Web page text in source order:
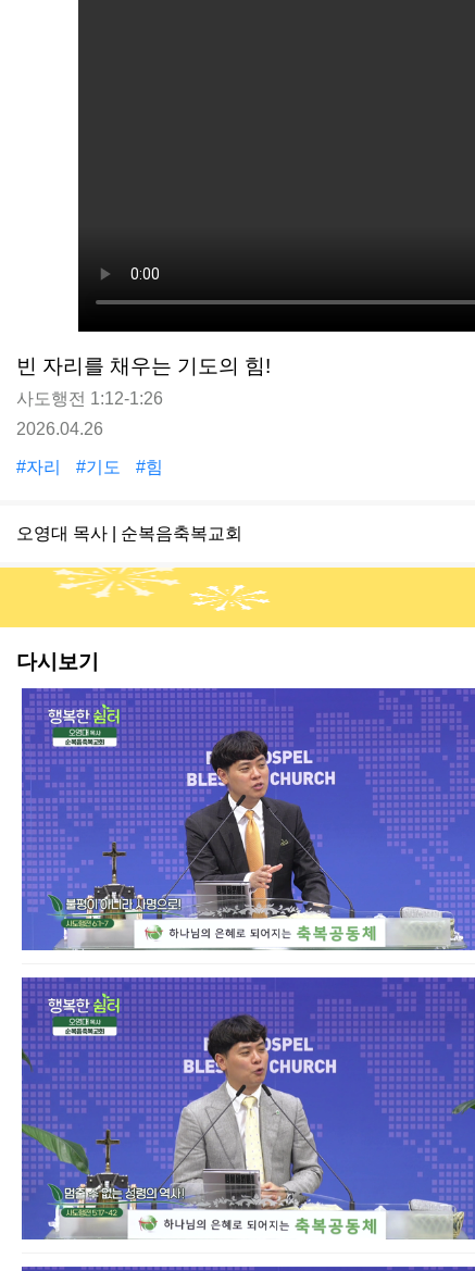
빈 자리를 채우는 기도의 힘!
사도행전 1:12-1:26
2026.04.26
#자리 #기도 #힘
오영대 목사 | 순복음축복교회
다시보기